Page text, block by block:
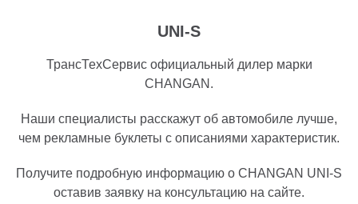
UNI-S
ТрансТехСервис официальный дилер марки
CHANGAN.
Наши специалисты расскажут об автомобиле лучше,
чем рекламные буклеты с описаниями характеристик.
Получите подробную информацию о CHANGAN UNI-S
оставив заявку на консультацию на сайте.